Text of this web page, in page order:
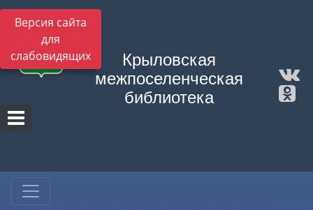
Версия сайта
для
слабовидящих
Крыловская
межпоселенческая
библиотека